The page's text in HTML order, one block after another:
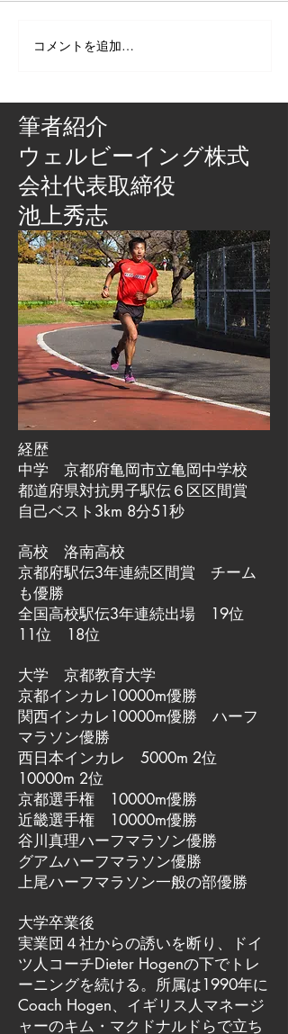
コメントを追加…
筆者紹介
​ウェルビーイング株式
会社代表取締役
池上秀志
経歴
中学 京都府亀岡市立亀岡中学校
都道府県対抗男子駅伝６区区間賞
自己ベスト3km 8分51秒
高校 洛南高校
京都府駅伝3年連続区間賞 チーム
も優勝
全国高校駅伝3年連続出場 19位
11位 18位
大学 京都教育大学
京都インカレ10000m優勝
関西インカレ10000m優勝 ハーフ
マラソン優勝
西日本インカレ 5000m 2位
10000m 2位
京都選手権 10000m優勝
近畿選手権 10000m優勝
谷川真理ハーフマラソン優勝
グアムハーフマラソン優勝
上尾ハーフマラソン一般の部優勝
大学卒業後
実業団４社からの誘いを断り、ドイ
ツ人コーチDieter Hogenの下でトレ
ーニングを続ける。所属は1990年に
Coach Hogen、イギリス人マネージ
ャーのキム・マクドナルドらで立ち